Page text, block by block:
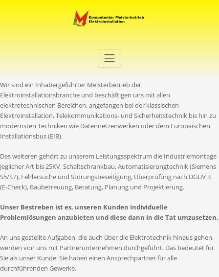
Elektro Martini
Wir sind ein Inhabergeführter Meisterbetrieb der
Elektroinstallationsbranche und beschäftigen uns mit allen
elektrotechnischen Bereichen, angefangen bei der klassischen
Elektroinstallation, Telekommunikations- und Sicherheitstechnik bis hin zu
modernsten Techniken wie Datennetzenwerken oder dem Europäischen
Installationsbus (EIB).
Des weiteren gehört zu unserem Leistungsspektrum die Industriemontage
jeglicher Art bis 25KV, Schaltschrankbau, Automatisierungtechnik (Siemens
S5/S7), Fehlersuche und Störungsbeseitigung, Überprüfung nach DGUV 3
(E-Check), Baubetreuung, Beratung, Planung und Projektierung.
Unser Bestreben ist es, unseren Kunden individuelle
Problemlösungen anzubieten und diese dann in die Tat umzusetzen.
An uns gestellte Aufgaben, die auch über die Elektrotechnik hinaus gehen,
werden von uns mit Partnerunternehmen durchgeführt. Das bedeutet für
Sie als unser Kunde: Sie haben einen Ansprechpartner für alle
durchführenden Gewerke.